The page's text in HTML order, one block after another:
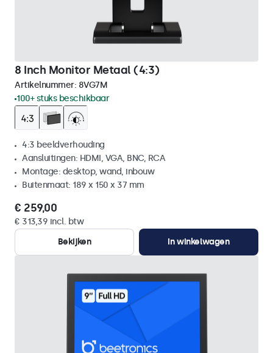
8 Inch Monitor Metaal (4:3)
Artikelnummer: 8VG7M
100+ stuks beschikbaar
4:3 beeldverhouding
Aansluitingen: HDMI, VGA, BNC, RCA
Montage: desktop, wand, inbouw
Buitenmaat: 189 x 150 x 37 mm
€ 259,00
€ 313,39 incl. btw
Bekijken
In winkelwagen